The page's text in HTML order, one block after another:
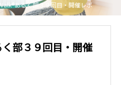
あるく部３９回目・開催レポ
部３９回目・開催